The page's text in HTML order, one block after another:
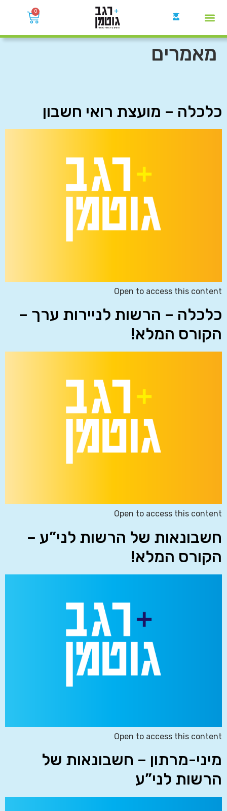
0
מאמרים
כלכלה – מועצת רואי חשבון
Open to access this content
כלכלה – הרשות לניירות ערך –
הקורס המלא!
Open to access this content
חשבונאות של הרשות לני”ע –
הקורס המלא!
Open to access this content
מיני-מרתון – חשבונאות של
הרשות לני”ע